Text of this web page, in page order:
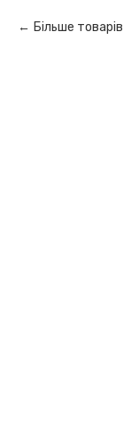
Більше товарів